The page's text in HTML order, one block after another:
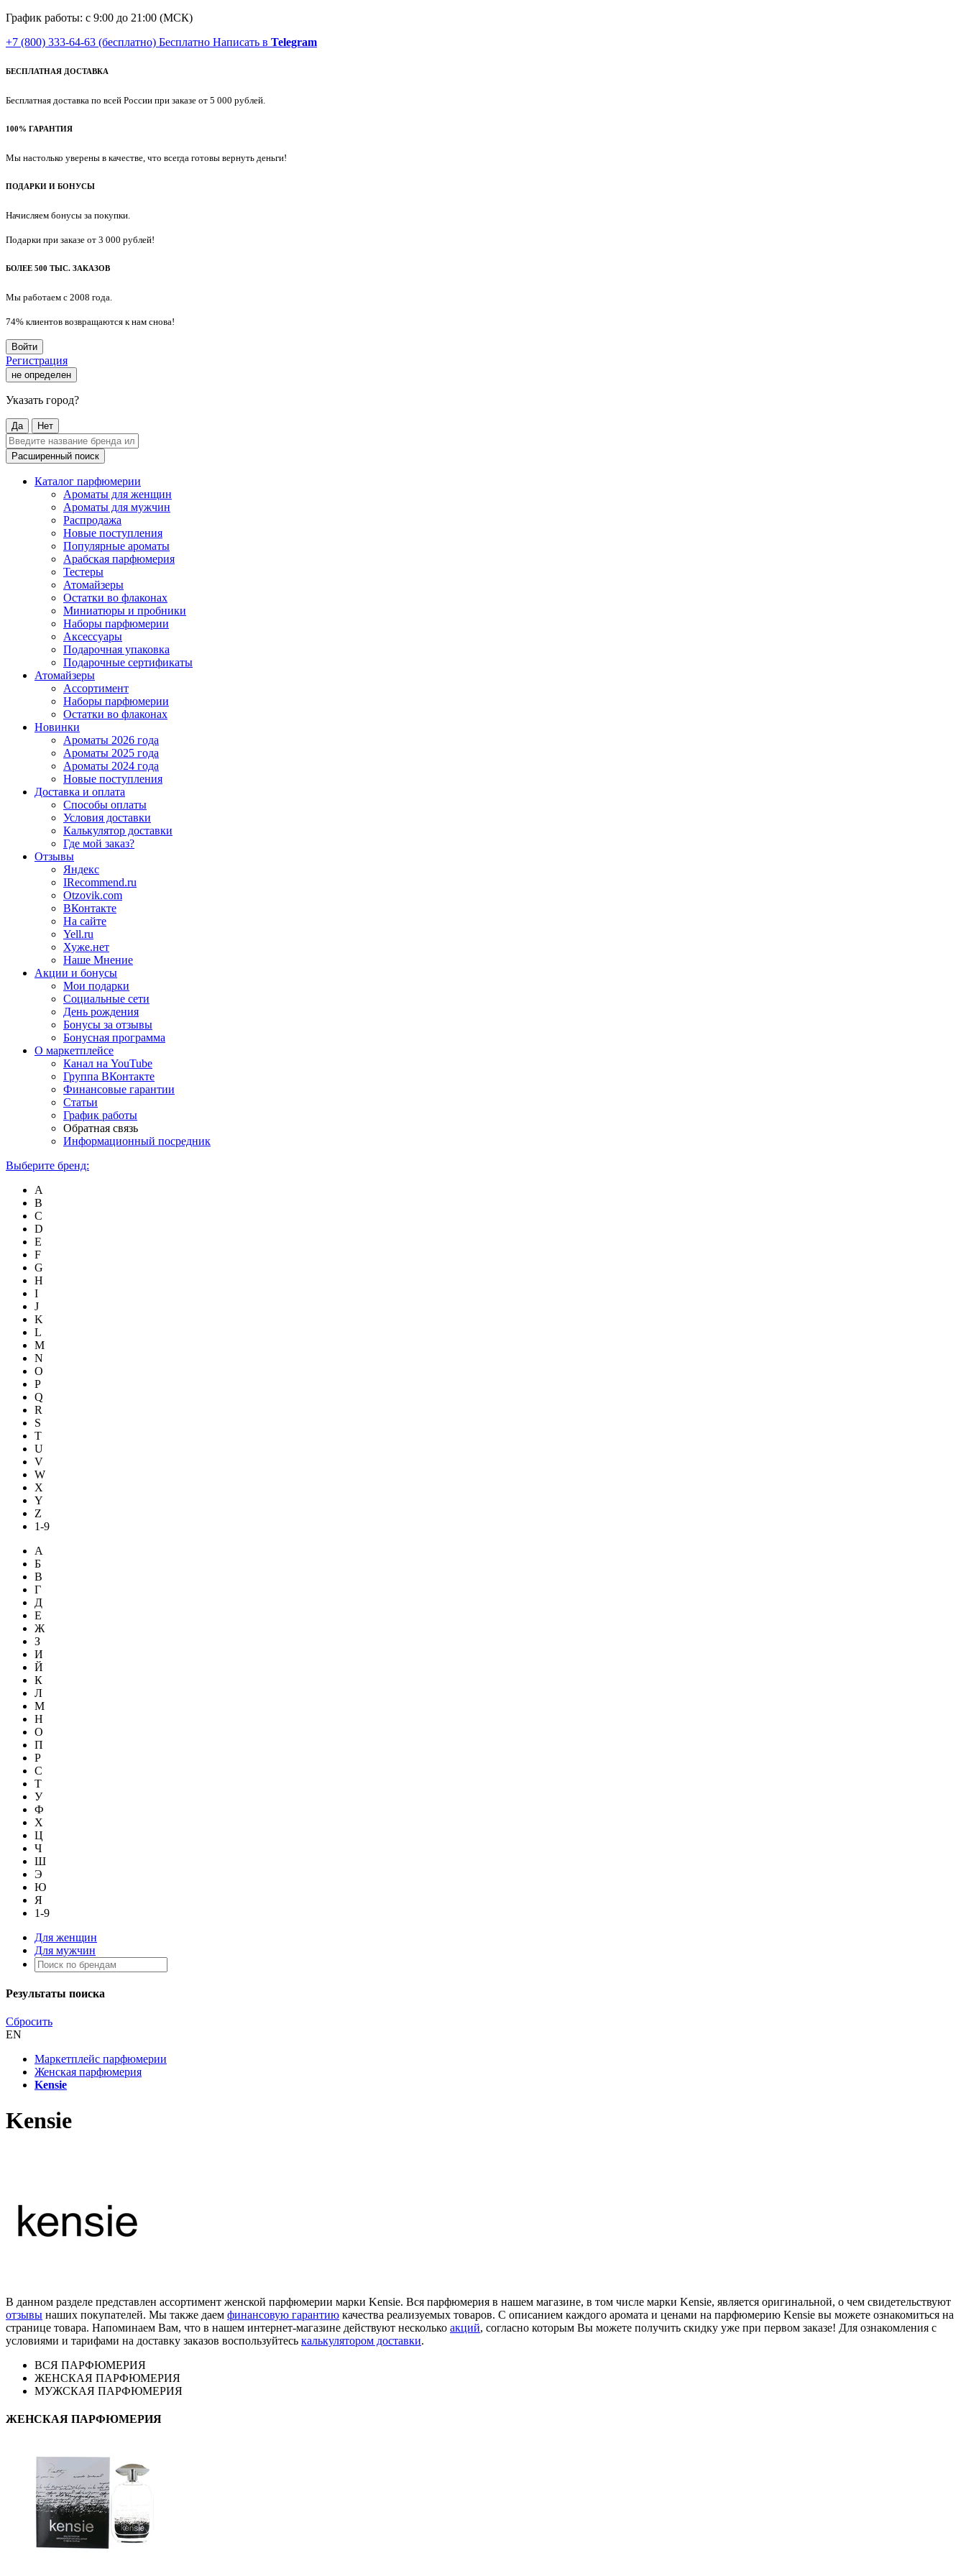
График работы: с 9:00 до 21:00 (МСК)
+7 (800) 333-64-63 (бесплатно) Бесплатно Написать в Telegram
БЕСПЛАТНАЯ ДОСТАВКА
Бесплатная доставка по всей России при заказе от 5 000 рублей.
100% ГАРАНТИЯ
Мы настолько уверены в качестве, что всегда готовы вернуть деньги!
ПОДАРКИ И БОНУСЫ
Начисляем бонусы за покупки.
Подарки при заказе от 3 000 рублей!
БОЛЕЕ 500 ТЫС. ЗАКАЗОВ
Мы работаем с 2008 года.
74% клиентов возвращаются к нам снова!
Войти
Регистрация
не определен
Указать город?
Да Нет
Расширенный поиск
Каталог парфюмерии
Ароматы для женщин
Ароматы для мужчин
Распродажа
Новые поступления
Популярные ароматы
Арабская парфюмерия
Тестеры
Атомайзеры
Остатки во флаконах
Миниатюры и пробники
Наборы парфюмерии
Аксессуары
Подарочная упаковка
Подарочные сертификаты
Атомайзеры
Ассортимент
Наборы парфюмерии
Остатки во флаконах
Новинки
Ароматы 2026 года
Ароматы 2025 года
Ароматы 2024 года
Новые поступления
Доставка и оплата
Способы оплаты
Условия доставки
Калькулятор доставки
Где мой заказ?
Отзывы
Яндекс
IRecommend.ru
Otzovik.com
ВКонтакте
На сайте
Yell.ru
Хуже.нет
Наше Мнение
Акции и бонусы
Мои подарки
Социальные сети
День рождения
Бонусы за отзывы
Бонусная программа
О маркетплейсе
Канал на YouTube
Группа ВКонтакте
Финансовые гарантии
Статьи
График работы
Обратная связь
Информационный посредник
Выберите бренд:
A
B
C
D
E
F
G
H
I
J
K
L
M
N
O
P
Q
R
S
T
U
V
W
X
Y
Z
1-9
А
Б
В
Г
Д
Е
Ж
З
И
Й
К
Л
М
Н
О
П
Р
С
Т
У
Ф
Х
Ц
Ч
Ш
Э
Ю
Я
1-9
Для женщин
Для мужчин
Результаты поиска
Сбросить
EN
Маркетплейс парфюмерии
Женская парфюмерия
Kensie
Kensie
В данном разделе представлен ассортимент женской парфюмерии марки Kensie. Вся парфюмерия в нашем магазине, в том числе марки Kensie, является оригинальной, о чем свидетельствуют
отзывы наших покупателей. Мы также даем финансовую гарантию качества реализуемых товаров. С описанием каждого аромата и ценами на парфюмерию Kensie вы можете ознакомиться на
странице товара. Напоминаем Вам, что в нашем интернет-магазине действуют несколько акций, согласно которым Вы можете получить скидку уже при первом заказе! Для ознакомления с
условиями и тарифами на доставку заказов воспользуйтесь калькулятором доставки.
ВСЯ ПАРФЮМЕРИЯ
ЖЕНСКАЯ ПАРФЮМЕРИЯ
МУЖСКАЯ ПАРФЮМЕРИЯ
ЖЕНСКАЯ ПАРФЮМЕРИЯ